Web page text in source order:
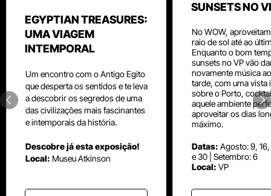
EGYPTIAN TREASURES:
UMA VIAGEM
INTEMPORAL
Um encontro com oAntigo Egito
que desperta os sentidos e te leva
a descobrir os segredos de uma
das civilizações mais fascinantes
e intemporais da história.
Descobre já esta exposição!
Local: MuseuAtkinson
SUNSETS NO
No WOW,
raio de sol até ao
Enquanto o bom
sunsets no VP vão
novamente música
tarde, com uma vista
sobre o Porto,
aquele ambiente
aproveitar os dias
máximo.
Datas: Agosto: 9,
e 30 | Setembro: 6
Local: VP